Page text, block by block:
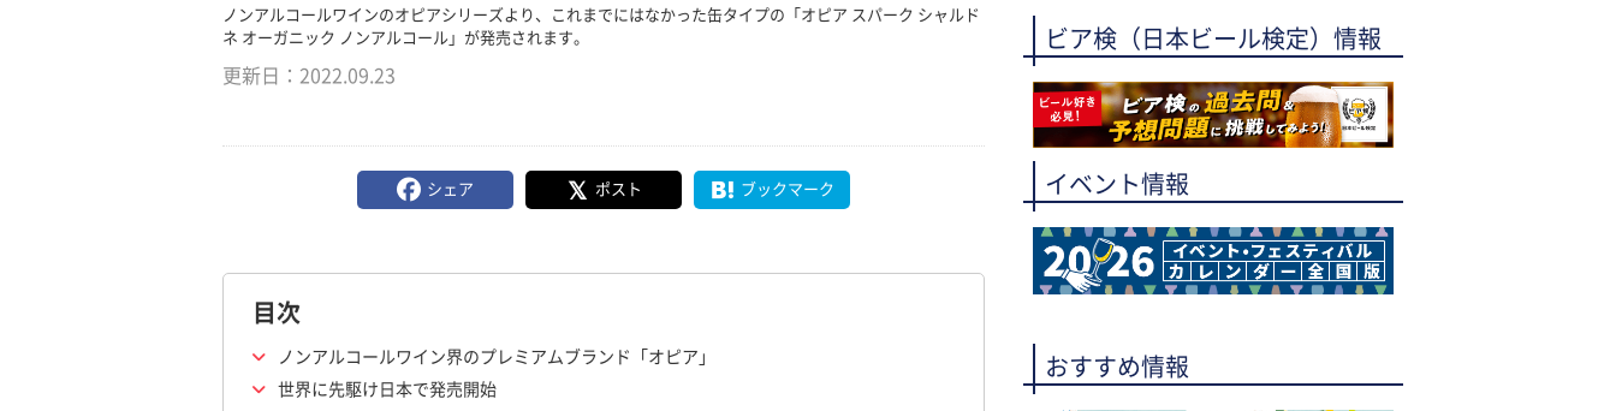
ノンアルコールワインのオピアシリーズより、これまでにはなかった缶タイプの「オピア スパーク シャルド
ネ オーガニック ノンアルコール」が発売されます。
更新日： 2022.09.23
シェア ポスト ブックマーク
目次
ノンアルコールワイン界のプレミアムブランド「オピア」
世界に先駆け日本で発売開始
ビア検（日本ビール検定）情報
イベント情報
おすすめ情報